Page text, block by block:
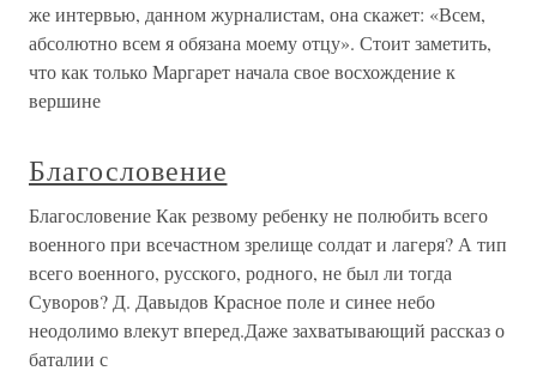
же интервью, данном журналистам, она скажет: «Всем,
абсолютно всем я обязана моему отцу». Стоит заметить,
что как только Маргарет начала свое восхождение к
вершине
Благословение
Благословение Как резвому ребенку не полюбить всего
военного при всечастном зрелище солдат и лагеря? А тип
всего военного, русского, родного, не был ли тогда
Суворов? Д. Давыдов Красное поле и синее небо
неодолимо влекут вперед.Даже захватывающий рассказ о
баталии с